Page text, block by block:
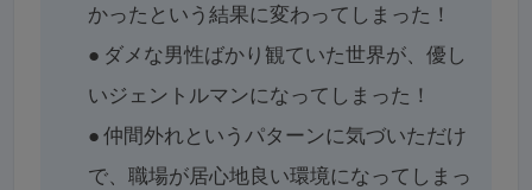
かったという結果に変わってしまった！
● ダメな男性ばかり観ていた世界が、優し
いジェントルマンになってしまった！
●仲間外れというパターンに気づいただけ
で、職場が居心地良い環境になってしまっ